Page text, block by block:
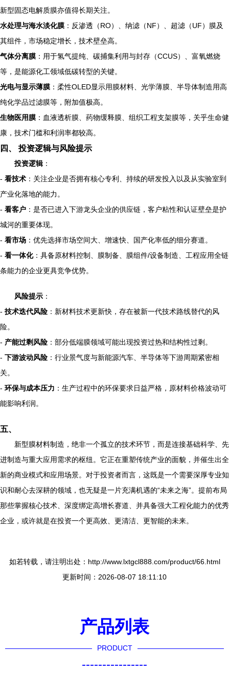
新型固态电解质膜亦值得长期关注。
水处理与海水淡化膜 ：反渗透（RO）、纳滤（NF）、超滤（UF）膜及
其组件，市场稳定增长，技术壁垒高。
气体分离膜 ：用于氢气提纯、碳捕集利用与封存（CCUS）、富氧燃烧
等，是能源化工领域低碳转型的关键。
光电与显示薄膜 ：柔性OLED显示用膜材料、光学薄膜、半导体制造用高
纯化学品过滤膜等，附加值极高。
生物医用膜 ：血液透析膜、药物缓释膜、组织工程支架膜等，关乎生命健
康，技术门槛和利润率都较高。
四、 投资逻辑与风险提示
投资逻辑 ：
- 看技术 ：关注企业是否拥有核心专利、持续的研发投入以及从实验室到
产业化落地的能力。
- 看客户 ：是否已进入下游龙头企业的供应链，客户粘性和认证壁垒是护
城河的重要体现。
- 看市场 ：优先选择市场空间大、增速快、国产化率低的细分赛道。
- 看一体化：具备原材料控制、膜制备、膜组件/设备制造、工程应用全链
条能力的企业更具竞争优势。
风险提示 ：
- 技术迭代风险 ：新材料技术更新快，存在被新一代技术路线替代的风
险。
- 产能过剩风险 ：部分低端膜领域可能出现投资过热和结构性过剩。
- 下游波动风险 ：行业景气度与新能源汽车、半导体等下游周期紧密相
关。
- 环保与成本压力 ：生产过程中的环保要求日益严格，原材料价格波动可
能影响利润。
五、
新型膜材料制造，绝非一个孤立的技术环节，而是连接基础科学、先
进制造与重大应用需求的枢纽。它正在重塑传统产业的面貌，并催生出全
新的商业模式和应用场景。对于投资者而言，这既是一个需要深厚专业知
识和耐心去深耕的领域，也无疑是一片充满机遇的“未来之海”。提前布局
那些掌握核心技术、深度绑定高增长赛道、并具备强大工程化能力的优秀
企业，或许就是在投资一个更高效、更清洁、更智能的未来。
如若转载，请注明出处：http://www.lxtgcl888.com/product/66.html
更新时间：2026-08-07 18:11:10
产品列表
PRODUCT
----------------